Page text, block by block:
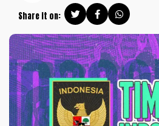
Share it on:
SPECIAL
Video